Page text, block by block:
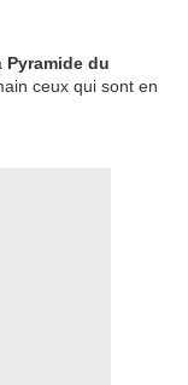
Pyramide du
ceux qui sont en